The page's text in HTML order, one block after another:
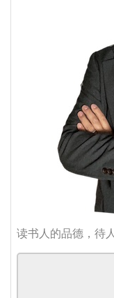
读书人的品德，待